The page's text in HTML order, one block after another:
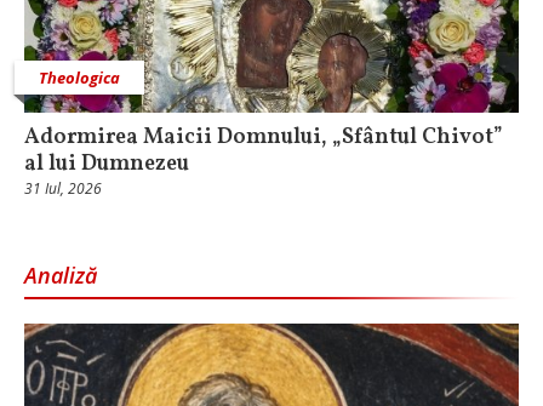
Theologica
Adormirea Maicii Domnului, „Sfântul Chivot”
al lui Dumnezeu
31 Iul, 2026
Analiză